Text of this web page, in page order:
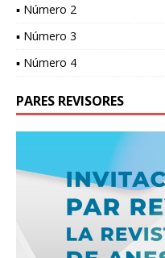
▪ Número 2
▪ Número 3
▪ Número 4
PARES REVISORES